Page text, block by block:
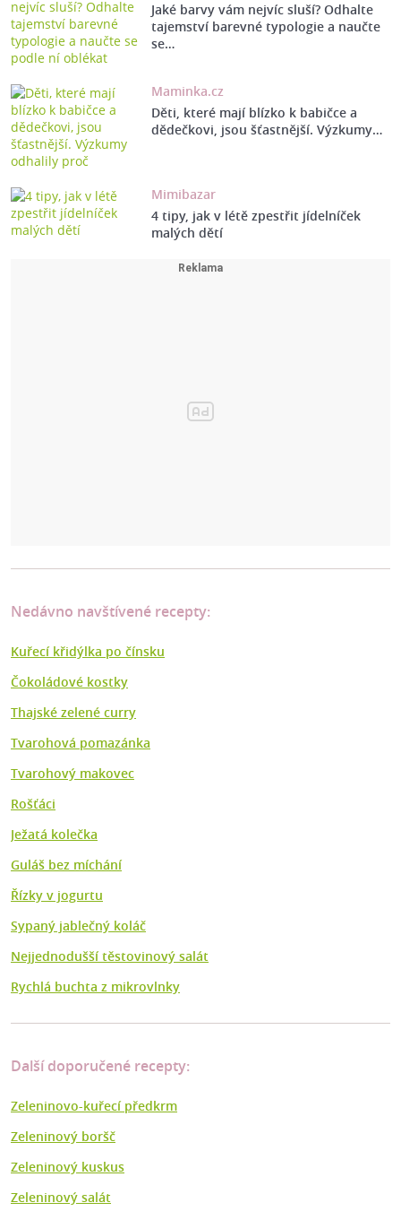
Jaké barvy vám nejvíc sluší? Odhalte
tajemství barevné typologie a naučte
se…
Maminka.cz
Děti, které mají blízko k babičce a
dědečkovi, jsou šťastnější. Výzkumy…
Mimibazar
4 tipy, jak v létě zpestřit jídelníček
malých dětí
Nedávno navštívené recepty:
Kuřecí křidýlka po čínsku
Čokoládové kostky
Thajské zelené curry
Tvarohová pomazánka
Tvarohový makovec
Rošťáci
Ježatá kolečka
Guláš bez míchání
Řízky v jogurtu
Sypaný jablečný koláč
Nejjednodušší těstovinový salát
Rychlá buchta z mikrovlnky
Další doporučené recepty:
Zeleninovo-kuřecí předkrm
Zeleninový boršč
Zeleninový kuskus
Zeleninový salát